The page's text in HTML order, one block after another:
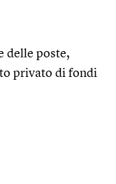
delle poste,
privato di fondi